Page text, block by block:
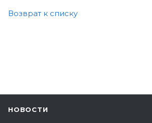
Возврат к списку
НОВОСТИ